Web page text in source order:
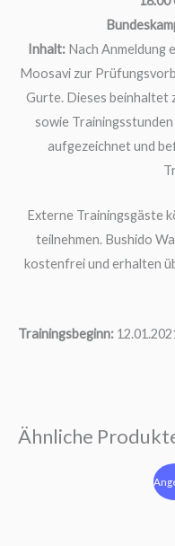
Inhalt: Nach Anmeldung
Moosavi zur
Gurte. Dieses beinhaltet
sowie
aufgezeichnet und
Externe Trainingsgäste
teilnehmen. Bushido
kostenfrei und erhalten
Trainingsbeginn:
Ähnliche
Preis